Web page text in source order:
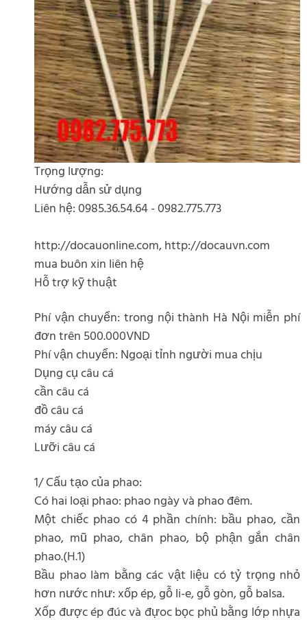
Trọng lượng:
Hướng dẫn sử dụng
Liên hệ: 0985.36.54.64 - 0982.775.773
http://docauonline.com, http://docauvn.com
mua buôn xin liên hệ
Hỗ trợ kỹ thuật
Phí vận chuyển: trong nội thành Hà Nội miễn phí
đơn trên 500.000VND
Phí vận chuyển: Ngoại tỉnh người mua chịu
Dụng cụ câu cá
cần câu cá
đồ câu cá
máy câu cá
Lưỡi câu cá
1/ Cấu tạo của phao:
Có hai loại phao: phao ngày và phao đêm.
Một chiếc phao có 4 phần chính: bầu phao, cần
phao, mũ phao, chân phao, bộ phận gắn chân
phao.(H.1)
Bầu phao làm bằng các vật liệu có tỷ trọng nhỏ
hơn nước như: xốp ép, gỗ li-e, gỗ gòn, gỗ balsa.
Xốp được ép đúc và đựoc bọc phủ bằng lớp nhựa